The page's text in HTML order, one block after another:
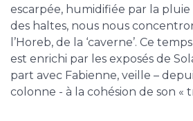
escarpée, humidifiée par la
des haltes, nous nous
l’Horeb, de la ‘caverne’. Ce
est enrichi par les exposés de
part avec Fabienne, veille –
colonne - à la cohésion de son «